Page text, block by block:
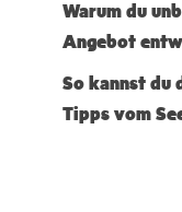
Warum du
Angebot
So kannst du
Tipps vom